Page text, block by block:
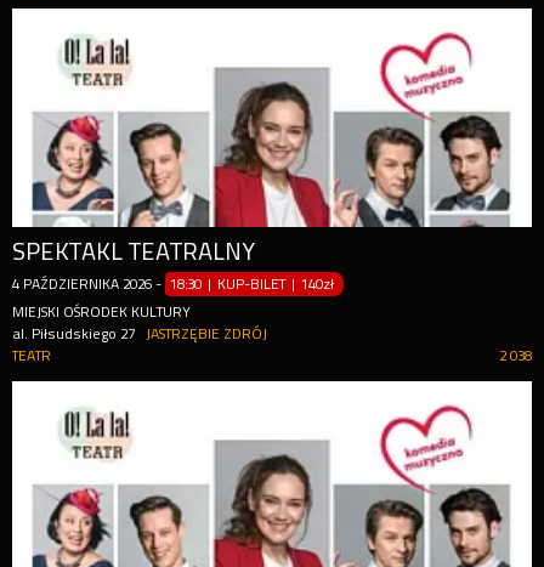
SPEKTAKL TEATRALNY
4 PAŹDZIERNIKA 2026 - 18:30 | KUP-BILET |140zł
MIEJSKI OŚRODEK KULTURY
al. Piłsudskiego 27
JASTRZĘBIE ZDRÓJ
2 038
TEATR